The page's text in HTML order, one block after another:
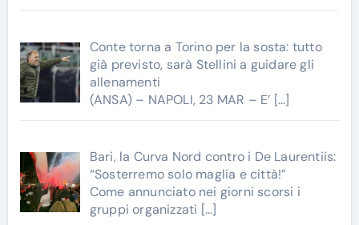
Conte torna a Torino per la sosta: tutto
già previsto, sarà Stellini a guidare gli
allenamenti
(ANSA) – NAPOLI, 23 MAR – E’ […]
Bari, la Curva Nord contro i De Laurentiis:
“Sosterremo solo maglia e città!”
Come annunciato nei giorni scorsi i
gruppi organizzati […]